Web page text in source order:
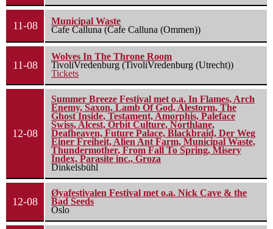
11-08
Municipal Waste
Cafe Calluna (Cafe Calluna (Ommen))
11-08
Wolves In The Throne Room
TivoliVredenburg (TivoliVredenburg (Utrecht))
Tickets
12-08
Summer Breeze Festival met o.a. In Flames, Arch
Enemy, Saxon, Lamb Of God, Alestorm, The
Ghost Inside, Testament, Amorphis, Paleface
Swiss, Alcest, Orbit Culture, Northlane,
Deafheaven, Future Palace, Blackbraid, Der Weg
Einer Freiheit, Alien Ant Farm, Municipal Waste,
Thundermother, From Fall To Spring, Misery
Index, Parasite inc., Groza
Dinkelsbühl
12-08
Øyafestivalen Festival met o.a. Nick Cave & the
Bad Seeds
Oslo